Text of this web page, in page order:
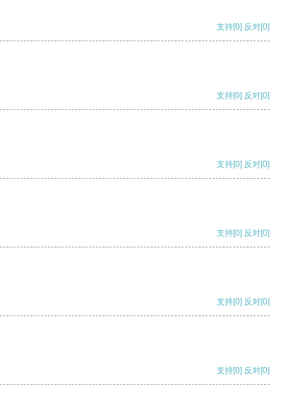
支持[0] 反对[0]
支持[0] 反对[0]
支持[0] 反对[0]
支持[0] 反对[0]
支持[0] 反对[0]
支持[0] 反对[0]